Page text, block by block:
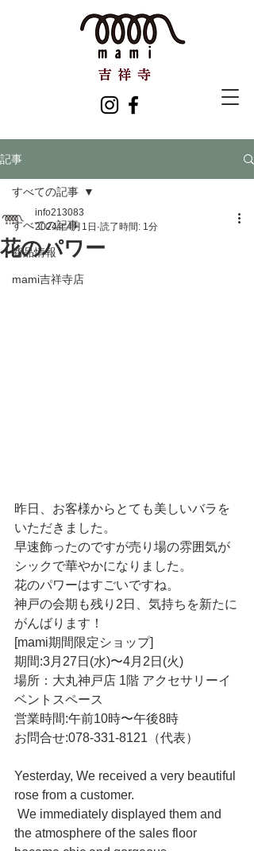
記事
すべての記事
商品情報
mami吉祥寺店
すべての記事
花のパワー
info213083
2024年4月1日 読了時間: 1分
昨日、お客様からとても美しいバラを
いただきました。
早速飾ったのですが売り場の雰囲気が
シックで華やかになりました。
花のパワーはすごいですね。
神戸の会期も残り2日、気持ちを新たに
がんばります！
[mami期間限定ショップ]
期間:3月27日(水)〜4月2日(火)
場所：大丸神戸店 1階 アクセサリーイ
ベントスペース
営業時間:午前10時〜午後8時
お問合せ:078-331-8121（代表）
Yesterday, We received a very beautiful
rose from a customer.
the atmosphere of the sales floor